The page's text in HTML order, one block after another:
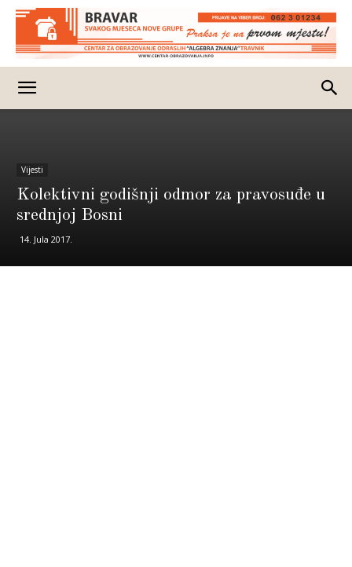
Vijesti
Kolektivni godišnji odmor za pravosuđe u
srednjoj Bosni
14. Jula 2017.